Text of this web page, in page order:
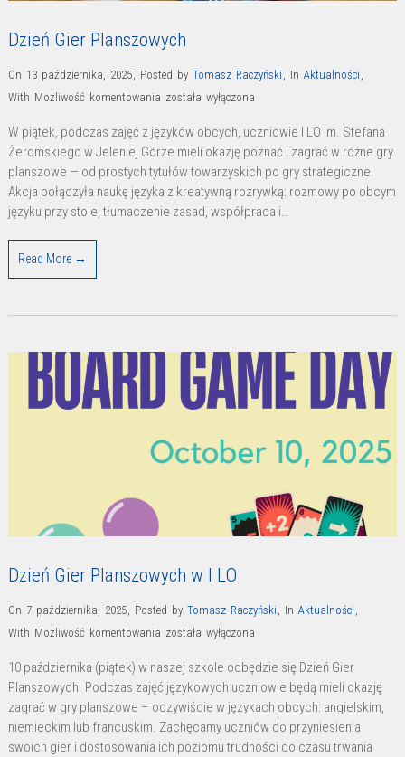
Dzień Gier Planszowych
On 13 października, 2025 Posted by Tomasz Raczyński In Aktualności
With Możliwość komentowania Dzień
Planszowych
została wyłączona
W piątek, podczas zajęć z języków obcych, uczniowie I LO im. Stefana
Żeromskiego w Jeleniej Górze mieli okazję poznać i zagrać w różne gry
planszowe — od prostych tytułów towarzyskich po gry strategiczne.
Akcja połączyła naukę języka z kreatywną rozrywką: rozmowy po obcym
języku przy stole, tłumaczenie zasad, współpraca i…
Read More →
Dzień Gier Planszowych w I LO
On 7 października, 2025 Posted by Tomasz Raczyński In Aktualności
With Możliwość komentowania Dzień
Planszowych
w
I
LO
została wyłączona
10 października (piątek) w naszej szkole odbędzie się Dzień Gier
Planszowych. Podczas zajęć językowych uczniowie będą mieli okazję
zagrać w gry planszowe – oczywiście w językach obcych: angielskim,
niemieckim lub francuskim. Zachęcamy uczniów do przyniesienia
swoich gier i dostosowania ich poziomu trudności do czasu trwania